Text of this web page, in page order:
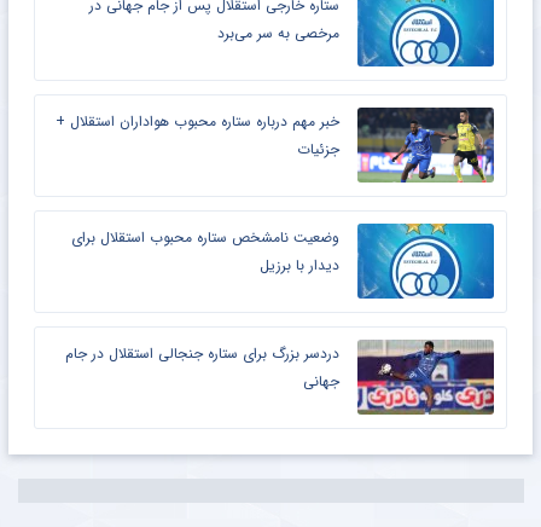
ستاره خارجی استقلال پس از جام جهانی در
مرخصی به سر می‌برد
خبر مهم درباره ستاره محبوب هواداران استقلال +
جزئیات
وضعیت نامشخص ستاره محبوب استقلال برای
دیدار با برزیل
دردسر بزرگ برای ستاره جنجالی استقلال در جام
جهانی